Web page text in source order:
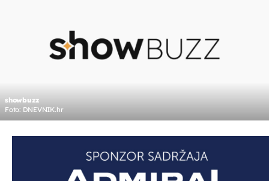
showbuzz
Foto: DNEVNIK.hr